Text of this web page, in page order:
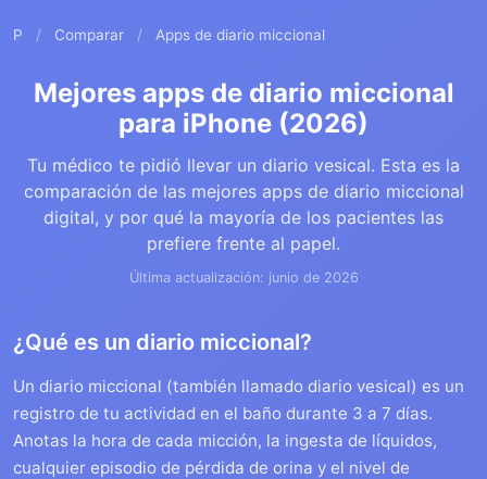
P / Comparar / Apps de diario miccional
Mejores apps de diario miccional
para iPhone (2026)
Tu médico te pidió llevar un diario vesical. Esta es la
comparación de las mejores apps de diario miccional
digital, y por qué la mayoría de los pacientes las
prefiere frente al papel.
Última actualización: junio de 2026
¿Qué es un diario miccional?
Un diario miccional (también llamado diario vesical) es un
registro de tu actividad en el baño durante 3 a 7 días.
Anotas la hora de cada micción, la ingesta de líquidos,
cualquier episodio de pérdida de orina y el nivel de